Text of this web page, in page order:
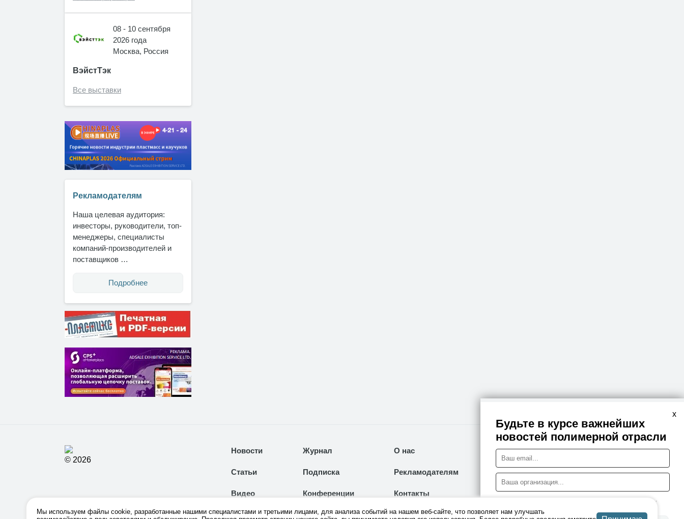
08 - 10 сентября
2026 года
Москва, Россия
ВэйстТэк
Все выставки
Рекламодателям
Наша целевая аудитория:
инвесторы, руководители, топ-
менеджеры, специалисты
компаний-производителей и
поставщиков …
Подробнее
x
Будьте в курсе важнейших
новостей полимерной отрасли
Я даю согласие на обработку персональных данных
© 2026
Новости
Статьи
Видео
Каталог
Журнал
Подписка
Конференции
Выставки
О нас
Рекламодателям
Контакты
Правовая информация
Политика конфиденциальности
Мы используем файлы cookie, разработанные нашими специалистами и третьими лицами, для анализа событий на нашем веб-сайте, что позволяет нам улучшать